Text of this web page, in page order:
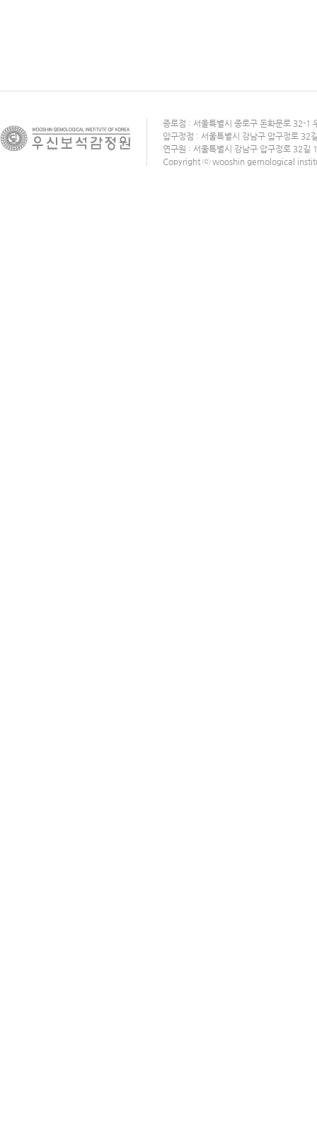
종로점 : 서울특별시 종로구 돈화문로 32-
압구정점 : 서울특별시 강남구 압구정로
연구원 : 서울특별시 강남구 압구정로 32
Copyright ⓒ wooshin gemological